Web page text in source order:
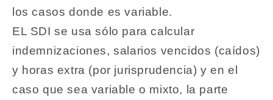
los casos donde es variable.
EL SDI se usa sólo para calcular
indemnizaciones, salarios vencidos (caídos)
y horas extra (por jurisprudencia) y en el
caso que sea variable o mixto, la parte